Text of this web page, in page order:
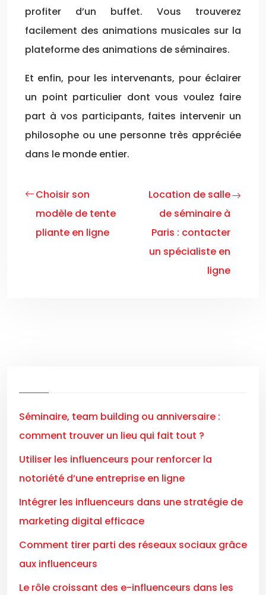
profiter d’un buffet. Vous trouverez
facilement des animations musicales sur la
plateforme des animations de séminaires.
Et enfin, pour les intervenants, pour éclairer
un point particulier dont vous voulez faire
part à vos participants, faites intervenir un
philosophe ou une personne très appréciée
dans le monde entier.
Choisir son
modèle de tente
pliante en ligne
Location de salle
de séminaire à
Paris : contacter
un spécialiste en
ligne
Séminaire, team building ou anniversaire :
comment trouver un lieu qui fait tout ?
Utiliser les influenceurs pour renforcer la
notoriété d’une entreprise en ligne
Intégrer les influenceurs dans une stratégie de
marketing digital efficace
Comment tirer parti des réseaux sociaux grâce
aux influenceurs
Le rôle croissant des e-influenceurs dans les